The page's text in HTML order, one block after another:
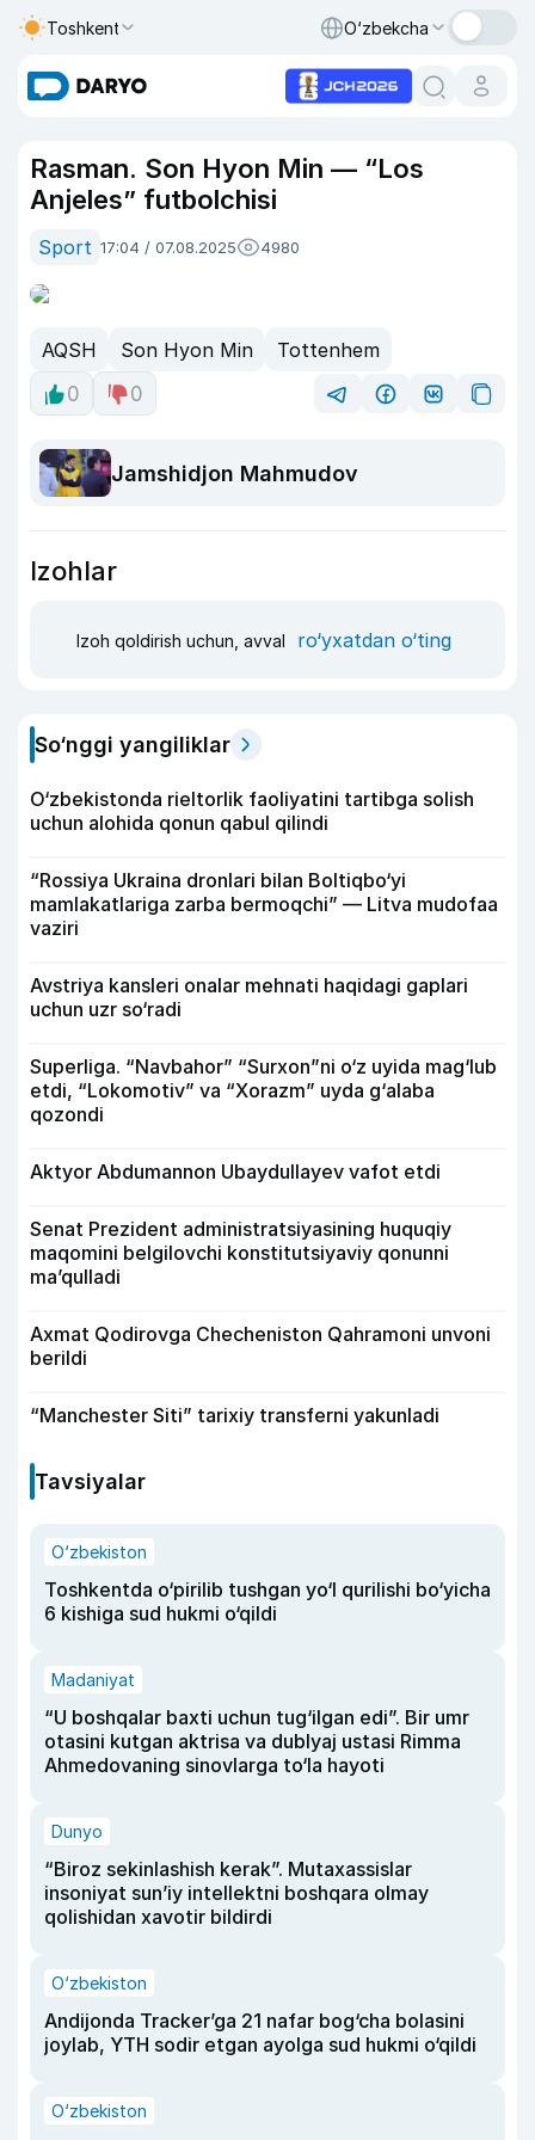
Toshkent O‘zbekcha
Rasman. Son Hyon Min — “Los
Anjeles” futbolchisi
Sport 17:04 / 07.08.2025 4980
AQSH Son Hyon Min
Tottenhem
0
0
Jamshidjon Mahmudov
Izohlar
Izoh qoldirish uchun, avval ro‘yxatdan o‘ting
So‘nggi yangiliklar
O‘zbekistonda rieltorlik faoliyatini tartibga solish
uchun alohida qonun qabul qilindi
“Rossiya Ukraina dronlari bilan Boltiqbo‘yi
mamlakatlariga zarba bermoqchi” — Litva mudofaa
vaziri
Avstriya kansleri onalar mehnati haqidagi gaplari
uchun uzr so‘radi
Superliga. “Navbahor” “Surxon”ni o‘z uyida mag‘lub
etdi, “Lokomotiv” va “Xorazm” uyda g‘alaba
qozondi
Aktyor Abdu­mannon Ubaydullayev vafot etdi
Senat Prezident administratsiyasining huquqiy
maqomini belgilovchi konstitutsiyaviy qonunni
ma’qulladi
Axmat Qodirovga Checheniston Qahramoni unvoni
berildi
“Manchester Siti” tarixiy transferni yakunladi
Tavsiyalar
O‘zbekiston
Toshkentda o‘pirilib tushgan yo‘l qurilishi bo‘yicha
6 kishiga sud hukmi o‘qildi
Madaniyat
“U boshqalar baxti uchun tug‘ilgan edi”. Bir umr
otasini kutgan aktrisa va dublyaj ustasi Rimma
Ahmedovaning sinovlarga to‘la hayoti
Dunyo
“Biroz sekinlashish kerak”. Mutaxassislar
insoniyat sun’iy intellektni boshqara olmay
qolishidan xavotir bildirdi
O‘zbekiston
Andijonda Tracker’ga 21 nafar bog‘cha bolasini
joylab, YTH sodir etgan ayolga sud hukmi o‘qildi
O‘zbekiston